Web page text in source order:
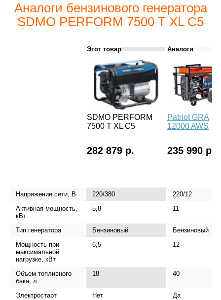
Аналоги бензинового генератора
SDMO PERFORM 7500 T XL C5
Этот товар Аналоги
SDMO PERFORM
7500 T XL C5
Patriot GRA
12000 AWS
282 879 р. 235 990 р.
Напряжение сети, В 220/380
220/12
Активная мощность,
кВт
5,8 11
Тип генератора Бензиновый
Бензиновый
Мощность при
максимальной
нагрузке, кВт
6,5 12
Объем топливного
бака, л
18 40
Электростарт Нет
Да